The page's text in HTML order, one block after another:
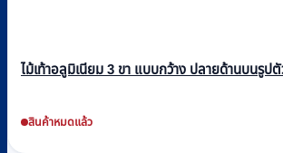
ไม้เท้าอลูมิเนียม 3 ขา แบบกว้าง ปลายด้านบนรูปตั
สินค้าหมดแล้ว